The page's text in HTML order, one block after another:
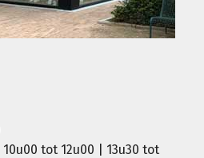
tot 12u00 | 13u30 tot